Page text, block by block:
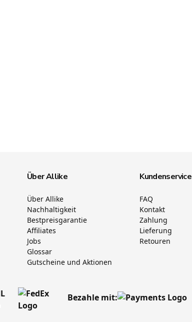
Über Allike
Über Allike
Nachhaltigkeit
Bestpreisgarantie
Affiliates
Jobs
Glossar
Gutscheine und Aktionen
Kundenservice
FAQ
Kontakt
Zahlung
Lieferung
Retouren
Bezahle mit: